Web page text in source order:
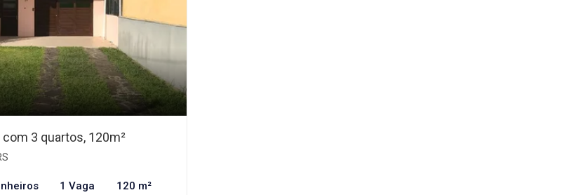
com 3 quartos, 120m²
1 Vaga 120 m²